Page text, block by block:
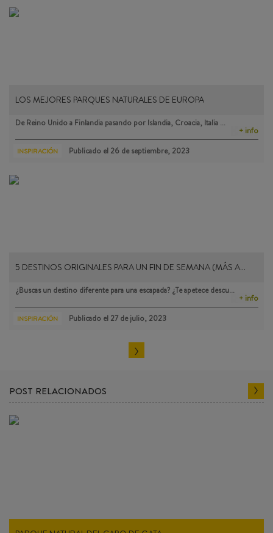
LOS MEJORES PARQUES NATURALES DE EUROPA
De Reino Unido a Finlandia pasando por Islandia, Croacia, Italia …
+ info
INSPIRACIÓN Publicado el 26 de septiembre, 2023
5 DESTINOS ORIGINALES PARA UN FIN DE SEMANA (MÁS A…
¿Buscas un destino diferente para una escapada? ¿Te apetece descu…
+ info
INSPIRACIÓN Publicado el 27 de julio, 2023
POST RELACIONADOS